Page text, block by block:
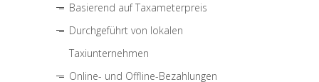
Basierend auf Taxameterpreis
Durchgeführt von lokalen
Taxiunternehmen
Online- und Offline-Bezahlungen